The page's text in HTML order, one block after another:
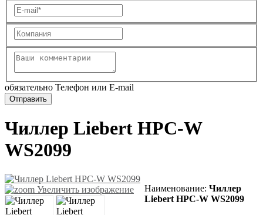
обязательно Телефон или E-mail
Чиллер Liebert HPC-W
WS2099
Увеличить изображение Наименование: Чиллер
Liebert HPC-W WS2099